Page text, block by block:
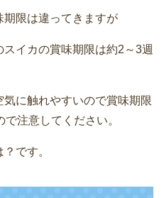
期限は違ってきますが
イカの賞味期限は約2～3週
に触れやすいので賞味期限
注意してください。
です。